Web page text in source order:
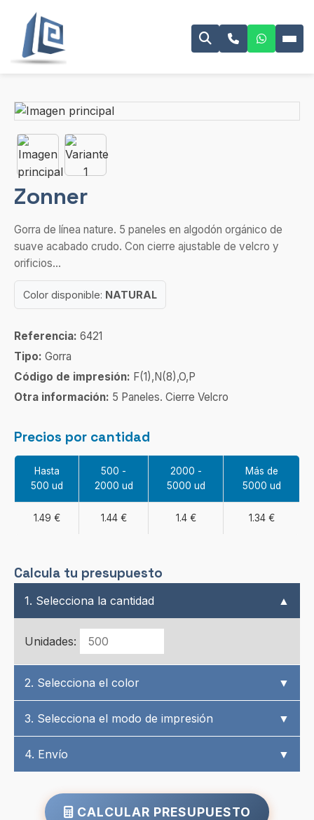
Zonner
Gorra de línea nature. 5 paneles en algodón orgánico de
suave acabado crudo. Con cierre ajustable de velcro y
orificios...
Color disponible: NATURAL
Referencia: 6421
Tipo: Gorra
Código de impresión: F(1),N(8),O,P
Otra información: 5 Paneles. Cierre Velcro
Precios por cantidad
Hasta
500 ud
500 -
2000 ud
2000 -
5000 ud
Más de
5000 ud
1.49 € 1.44 € 1.4 € 1.34 €
Calcula tu presupuesto
1. Selecciona la cantidad ▲
Unidades:
2. Selecciona el color ▼
3. Selecciona el modo de impresión ▼
4. Envío ▼
CALCULAR PRESUPUESTO